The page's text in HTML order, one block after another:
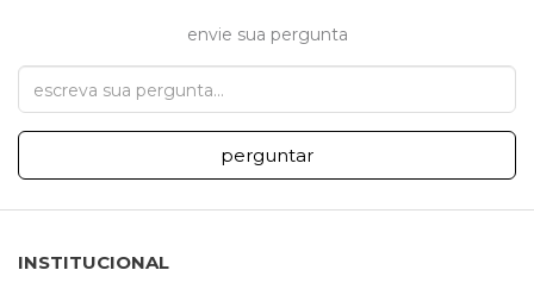
envie sua pergunta
perguntar
INSTITUCIONAL